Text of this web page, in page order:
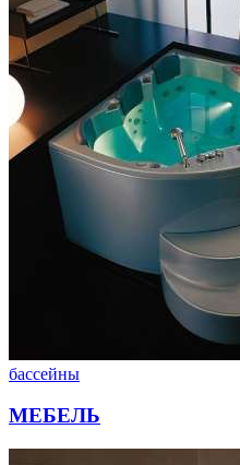
бассейны
МЕБЕЛЬ